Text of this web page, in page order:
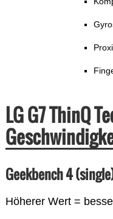
LG G7 ThinQ
Geekbench 4
Höherer Wert =